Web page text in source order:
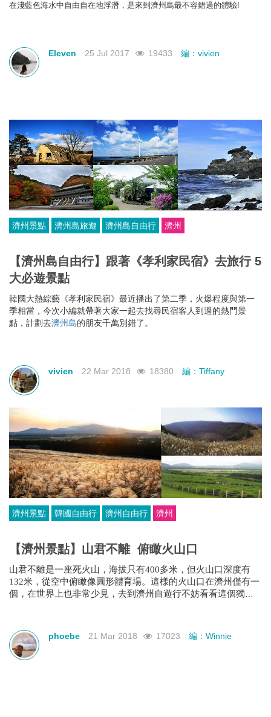
在淺藍色海水中自由自在地浮潛，是來到濟州島最不容錯過的體驗!
Eleven 25 Jul 2017 19433 編：vivien
濟州景點 濟州島旅遊 濟州島自由行 濟州
【濟州島自由行】跟著《孝利家民宿》去旅行 5
大必遊景點
韓國大熱綜藝《孝利家民宿》最近播出了第二季，火爆程度與第一
季相當，今次小編就帶著大家一起去找尋民宿客人到過的熱門景
點，計劃去濟州島的朋友千萬別錯了。
vivien 22 Mar 2018 18380 編：Tiffany
濟州景點 韓國自由行 濟州自由行 濟州
【濟州景點】山君不離 俯瞰火山口
山君不離是一座死火山，海拔只有400多米，但火山口深度有
132米，從空中俯瞰像圓形體育場。這樣的火山口在濟州僅有一
個，在世界上也非常少見，去到濟州自遊行不妨看看這個獨特
phoebe 21 Mar 2018 17023 編：Winnie